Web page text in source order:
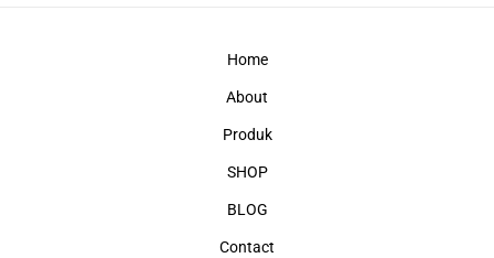
Home
About
Produk
SHOP
BLOG
Contact